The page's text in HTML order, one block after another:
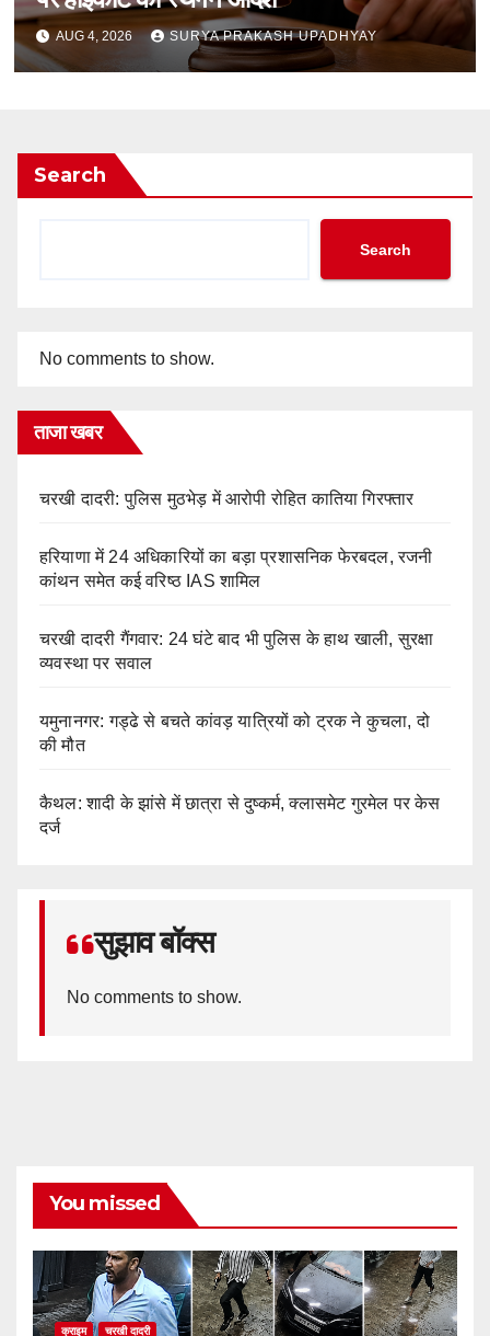
AUG 4, 2026 SURYA PRAKASH UPADHYAY
Search
Search
No comments to show.
ताजा खबर
चरखी दादरी: पुलिस मुठभेड़ में आरोपी रोहित कातिया गिरफ्तार
हरियाणा में 24 अधिकारियों का बड़ा प्रशासनिक फेरबदल, रजनी
कांथन समेत कई वरिष्ठ IAS शामिल
चरखी दादरी गैंगवार: 24 घंटे बाद भी पुलिस के हाथ खाली, सुरक्षा
व्यवस्था पर सवाल
यमुनानगर: गड्ढे से बचते कांवड़ यात्रियों को ट्रक ने कुचला, दो
की मौत
कैथल: शादी के झांसे में छात्रा से दुष्कर्म, क्लासमेट गुरमेल पर केस
दर्ज
सुझाव बॉक्स
No comments to show.
You missed
क्राइम चरखी दादरी